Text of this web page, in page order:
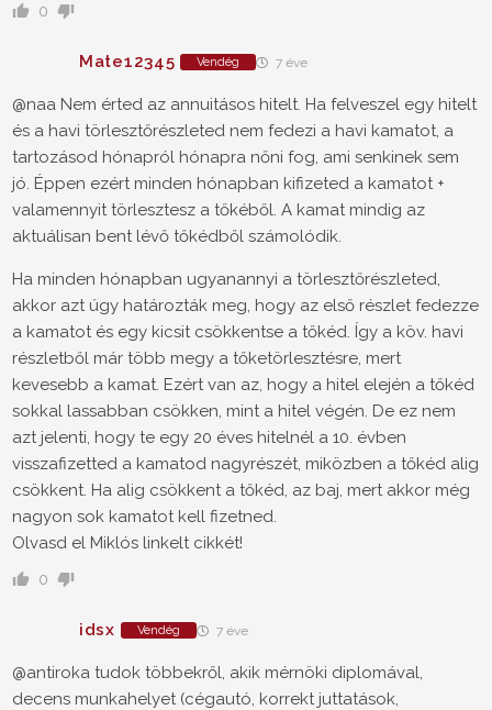
0
Mate12345 Vendég 7 éve
@naa Nem érted az annuitásos hitelt. Ha felveszel egy hitelt
és a havi törlesztőrészleted nem fedezi a havi kamatot, a
tartozásod hónapról hónapra nőni fog, ami senkinek sem
jó. Éppen ezért minden hónapban kifizeted a kamatot +
valamennyit törlesztesz a tőkéből. A kamat mindig az
aktuálisan bent lévő tőkédből számolódik.
Ha minden hónapban ugyanannyi a törlesztőrészleted,
akkor azt úgy határozták meg, hogy az első részlet fedezze
a kamatot és egy kicsit csökkentse a tőkéd. Így a köv. havi
részletből már több megy a tőketörlesztésre, mert
kevesebb a kamat. Ezért van az, hogy a hitel elején a tőkéd
sokkal lassabban csökken, mint a hitel végén. De ez nem
azt jelenti, hogy te egy 20 éves hitelnél a 10. évben
visszafizetted a kamatod nagyrészét, miközben a tőkéd alig
csökkent. Ha alig csökkent a tőkéd, az baj, mert akkor még
nagyon sok kamatot kell fizetned.
Olvasd el Miklós linkelt cikkét!
0
idsx Vendég 7 éve
@antiroka tudok többekről, akik mérnöki diplomával,
decens munkahelyet (cégautó, korrekt juttatások,